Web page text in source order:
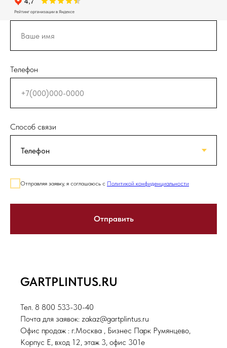
Телефон
Способ связи
Отправляя заявку, я соглашаюсь с Политикой конфиденциальности
Отправить
GARTPLINTUS.RU
Тел. 8 800 533-30-40
Почта для заявок: zakaz@gartplintus.ru
Офис продаж : г.Москва , Бизнес Парк Румянцево,
Корпус Е, вход 12, этаж 3, офис 301е